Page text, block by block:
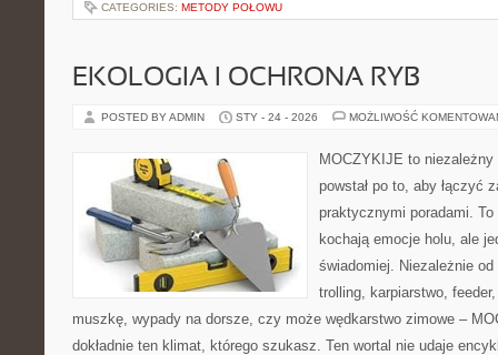
CATEGORIES: METODY POŁOWU
EKOLOGIA I OCHRONA RYB
POSTED BY ADMIN STY - 24 - 2026 MOŻLIWOŚĆ
MOCZYKIJE to
powstał po to, aby łączyć
praktycznymi poradami.
kochają emocje holu, ale
świadomiej. Niezależnie
trolling, karpiarstwo,
muszkę, wypady na dorsze, czy może wędkarstwo zimowe –
dokładnie ten klimat, którego szukasz. Ten wortal nie udaje